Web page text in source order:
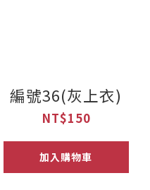
編號36(灰上衣)
NT$150
加入購物車